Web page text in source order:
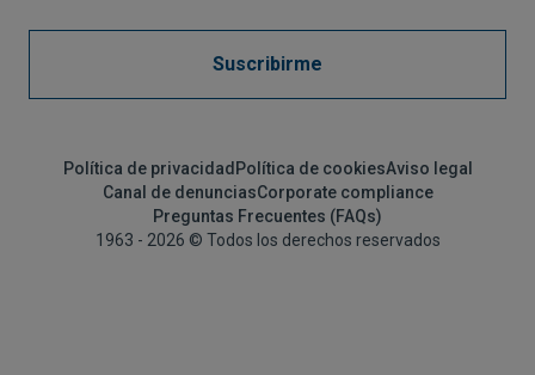
Suscribirme
Política de privacidad Política de cookiesAviso legal
Canal de denunciasCorporate compliance
Preguntas Frecuentes (FAQs)
1963 - 2026 © Todos los derechos reservados